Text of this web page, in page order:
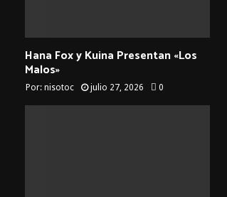
Hana Fox y Kuina Presentan «Los
Malos»
Por: nisotoc julio 27, 2026 0